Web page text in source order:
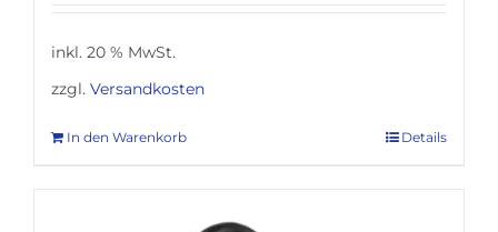
inkl. 20 % MwSt.
zzgl. Versandkosten
In den Warenkorb Details